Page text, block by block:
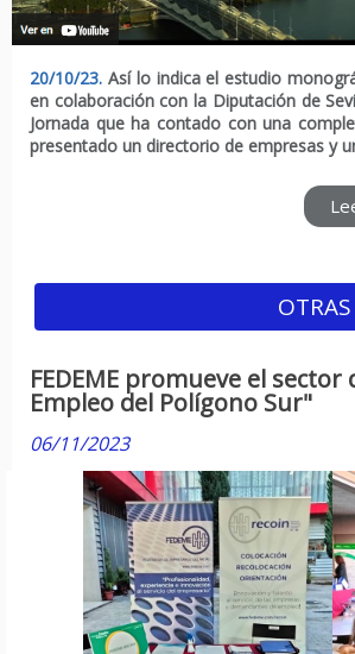
20/10/23. Así lo indica el estudio
en colaboración con la Diputación de
Jornada que ha contado con una
presentado un directorio de empresas y
FEDEME promueve el
Empleo del Polígono Sur"
06/11/2023